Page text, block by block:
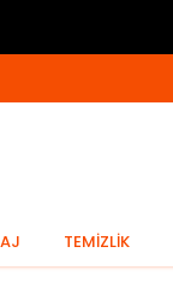
TEMİZLİK